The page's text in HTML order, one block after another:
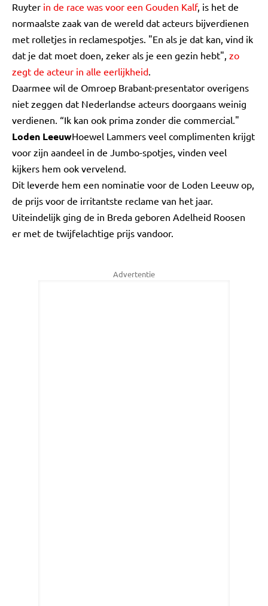
Ruyter in de race was voor een Gouden Kalf, is het de
normaalste zaak van de wereld dat acteurs bijverdienen
met rolletjes in reclamespotjes. "En als je dat kan, vind ik
dat je dat moet doen, zeker als je een gezin hebt", zo
zegt de acteur in alle eerlijkheid.
Daarmee wil de Omroep Brabant-presentator overigens
niet zeggen dat Nederlandse acteurs doorgaans weinig
verdienen. “Ik kan ook prima zonder die commercial."
Loden LeeuwHoewel Lammers veel complimenten krijgt
voor zijn aandeel in de Jumbo-spotjes, vinden veel
kijkers hem ook vervelend.
Dit leverde hem een nominatie voor de Loden Leeuw op,
de prijs voor de irritantste reclame van het jaar.
Uiteindelijk ging de in Breda geboren Adelheid Roosen
er met de twijfelachtige prijs vandoor.
Advertentie